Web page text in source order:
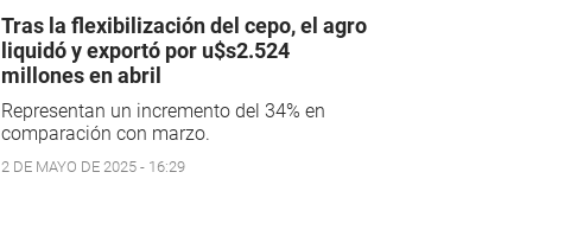
Tras la flexibilización del cepo, el agro
liquidó y exportó por u$s2.524
millones en abril
Representan un incremento del 34% en
comparación con marzo.
2 DE MAYO DE 2025 - 16:29